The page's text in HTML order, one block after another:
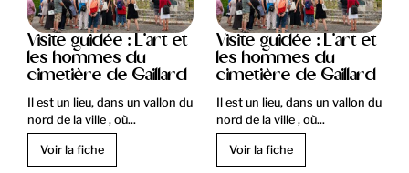
Visite guidée : L'art et
les hommes du
cimetière de Gaillard
Il est un lieu, dans un vallon du
nord de la ville , où...
Voir la fiche
Visite guidée : L'art et
les hommes du
cimetière de Gaillard
Il est un lieu, dans un vallon du
nord de la ville , où...
Voir la fiche